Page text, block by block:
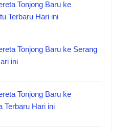
Tonjong Baru ke
Terbaru Hari ini
Tonjong Baru ke Serang
ini
Tonjong Baru ke
Terbaru Hari ini